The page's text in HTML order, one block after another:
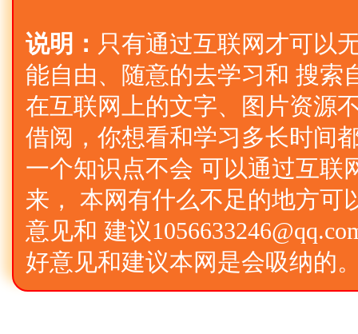
说明： 只有通过互联网才可以
能自由、随意的去学习和 搜索
在互联网上的文字、图片资源
借阅，你想看和学习多长时间
一个知识点不会 可以通过互联
来， 本网有什么不足的地方可
意见和 建议
好意见和建议本网是会吸纳的